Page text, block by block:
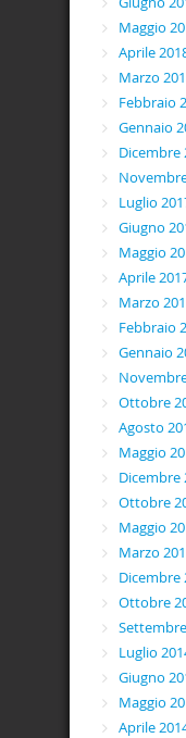
Maggio
Aprile
Marzo
Febbraio
Gennaio
Dicembre
Luglio
Giugno
Maggio
Aprile
Marzo
Febbraio
Gennaio
Ottobre
Agosto
Maggio
Dicembre
Ottobre
Maggio
Marzo
Dicembre
Ottobre
Luglio
Giugno
Maggio
Aprile